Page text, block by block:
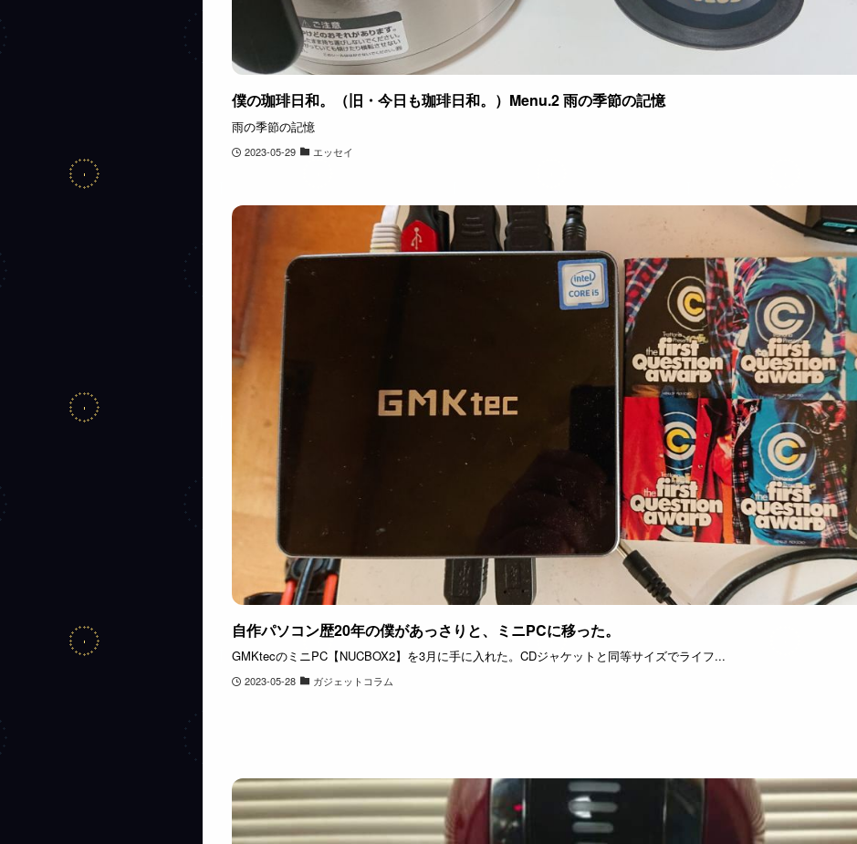
僕の珈琲日和。（旧・今日も珈琲日和。）Menu.2 雨の季節の記憶
雨の季節の記憶
2023-05-29 エッセイ
自作パソコン歴20年の僕があっさりと、ミニPCに移った。
GMKtecのミニPC【NUCBOX2】を3月に手に入れた。CDジャケットと同等サイズでライフ...
2023-05-28 ガジェットコラム